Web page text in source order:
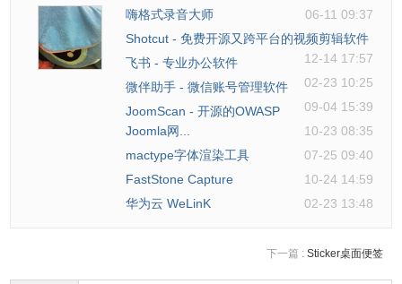
嗨格式录音大师
06-11 09:37
Shotcut - 免费开源又跨平台的视频剪辑软件
12-14 17:57
飞书 - 专业办公软件
02-23 10:25
微伴助手 - 微信账号管理软件
09-04 15:39
JoomScan - 开源的OWASP
Joomla网...
10-23 08:35
mactype字体渲染工具
07-25 09:40
FastStone Capture
10-24 14:59
华为云 WeLinK
02-23 13:48
下一篇 : Sticker桌面便签